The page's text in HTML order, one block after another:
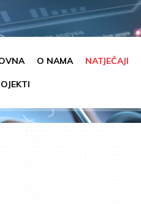
O NAMA NATJEČAJI